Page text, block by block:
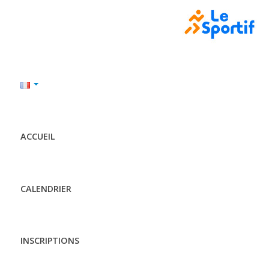
ACCUEIL
CALENDRIER
INSCRIPTIONS